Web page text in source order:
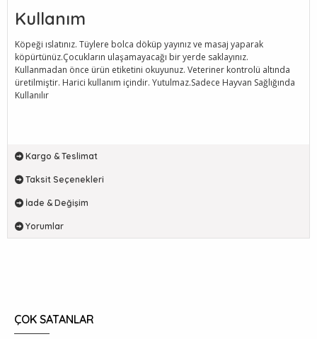
Kullanım
Köpeği ıslatınız. Tüylere bolca döküp yayınız ve masaj yaparak
köpürtünüz.Çocukların ulaşamayacağı bir yerde saklayınız.
Kullanmadan önce ürün etiketini okuyunuz. Veteriner kontrolü altında
üretilmiştir. Harici kullanım içindir. Yutulmaz.Sadece Hayvan Sağlığında
Kullanılır
Kargo & Teslimat
Taksit Seçenekleri
İade & Değişim
Yorumlar
ÇOK SATANLAR